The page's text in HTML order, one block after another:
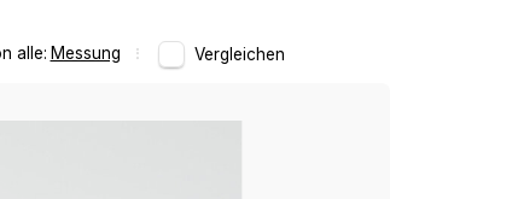
alle: Messung Vergleichen